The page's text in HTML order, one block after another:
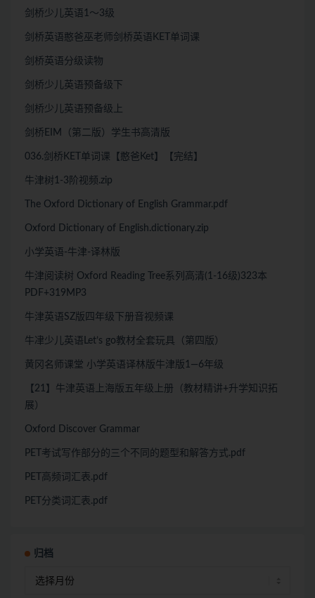
剑桥少儿英语1～3级
剑桥英语憨爸巫老师剑桥英语KET单词课
剑桥英语分级读物
剑桥少儿英语预备级下
剑桥少儿英语预备级上
剑桥EIM（第二版）学生书高清版
036.剑桥KET单词课【憨爸Ket】【完结】
牛津树1-3阶视频.zip
The Oxford Dictionary of English Grammar.pdf
Oxford Dictionary of English.dictionary.zip
小学英语-牛津-译林版
牛津阅读树 Oxford Reading Tree系列高清(1-16级)323本
PDF+319MP3
牛津英语SZ版四年级下册音视频课
牛冿少儿英语Let’s go教材全套玩具（第四版）
黄冈名师课堂 小学英语译林版牛津版1—6年级
【21】牛津英语上海版五年级上册（教材精讲+升学知识拓
展）
Oxford Discover Grammar
PET考试写作部分的三个不同的题型和解答方式.pdf
PET高频词汇表.pdf
PET分类词汇表.pdf
归档